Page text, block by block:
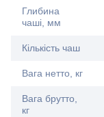
Глибина
чаші, мм
Кількість чаш
Вага нетто, кг
Вага брутто,
кг